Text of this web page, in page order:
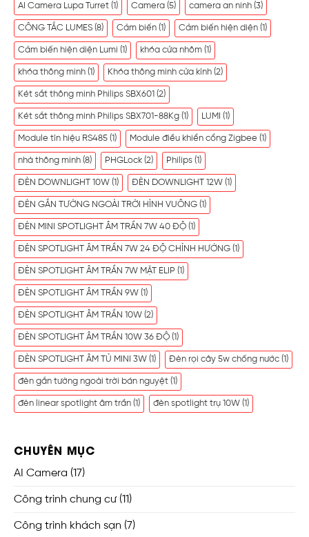
AI Camera Lupa Turret (1) Camera (5) camera an ninh (3)
CÔNG TẮC LUMES (8) Cảm biến (1) Cảm biến hiện diện (1)
Cảm biến hiện diện Lumi (1) khóa cửa nhôm (1)
khóa thông minh (1) Khóa thông minh cửa kính (2)
Két sắt thông minh Philips SBX601 (2)
Két sắt thông minh Philips SBX701-88Kg (1) LUMI (1)
Module tín hiệu RS485 (1) Module điều khiển cổng Zigbee (1)
nhà thông minh (8) PHGLock (2) Philips (1)
ĐÈN DOWNLIGHT 10W (1) ĐÈN DOWNLIGHT 12W (1)
ĐÈN GẮN TƯỜNG NGOÀI TRỜI HÌNH VUÔNG (1)
ĐÈN MINI SPOTLIGHT ÂM TRẦN 7W 40 ĐỘ (1)
ĐÈN SPOTLIGHT ÂM TRẦN 7W 24 ĐỘ CHỈNH HƯỚNG (1)
ĐÈN SPOTLIGHT ÂM TRẦN 7W MẶT ELIP (1)
ĐÈN SPOTLIGHT ÂM TRẦN 9W (1)
ĐÈN SPOTLIGHT ÂM TRẦN 10W (2)
ĐÈN SPOTLIGHT ÂM TRẦN 10W 36 ĐỘ (1)
ĐÈN SPOTLIGHT ÂM TỦ MINI 3W (1) Đèn rọi cây 5w chống nước (1)
đèn gắn tường ngoài trời bán nguyệt (1)
đèn linear spotlight âm trần (1) đèn spotlight trụ 10W (1)
CHUYÊN MỤC
AI Camera (17)
Công trình chung cư(11)
Công trình khách sạn (7)